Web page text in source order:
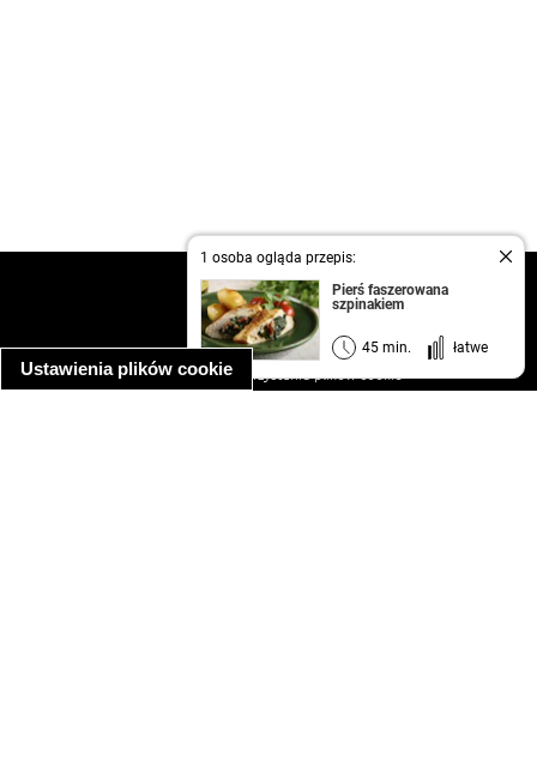
Ustawienia plików cookie
1 osoba ogląda przepis:
Pierś faszerowana
szpinakiem
45 min. łatwe
kontakt
regulamin
informacja o prywatności
informacja o wykorzystaniu plików cookie